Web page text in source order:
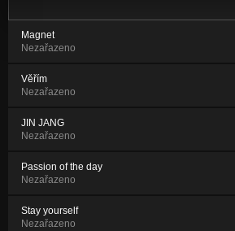
Magnet
Nezařazeno
Věřím
Nezařazeno
JIN JANG
Nezařazeno
Passion of the day
Nezařazeno
Stay yourself
Nezařazeno